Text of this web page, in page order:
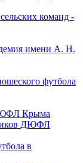
команд -
имени А. Н.
футбола
Крыма
ДЮФЛ
в